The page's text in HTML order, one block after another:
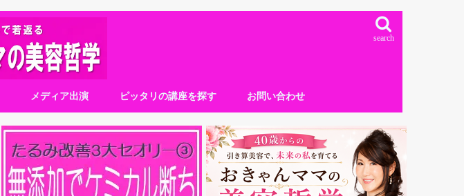
search
メディア出演 ピッタリの講座を探す お問い合わせ